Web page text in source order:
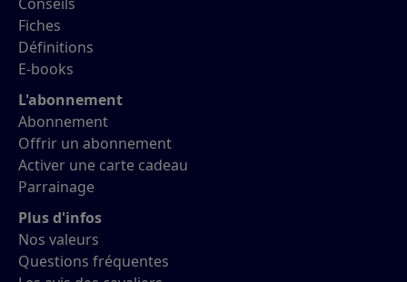
Fiches
Définitions
E-books
L'abonnement
Abonnement
Offrir un abonnement
Activer une carte cadeau
Parrainage
Plus d'infos
Nos valeurs
Questions fréquentes